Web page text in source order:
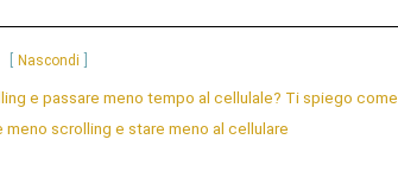
Nascondi
e passare meno tempo al cellulale? Ti spiego come
meno scrolling e stare meno al cellulare